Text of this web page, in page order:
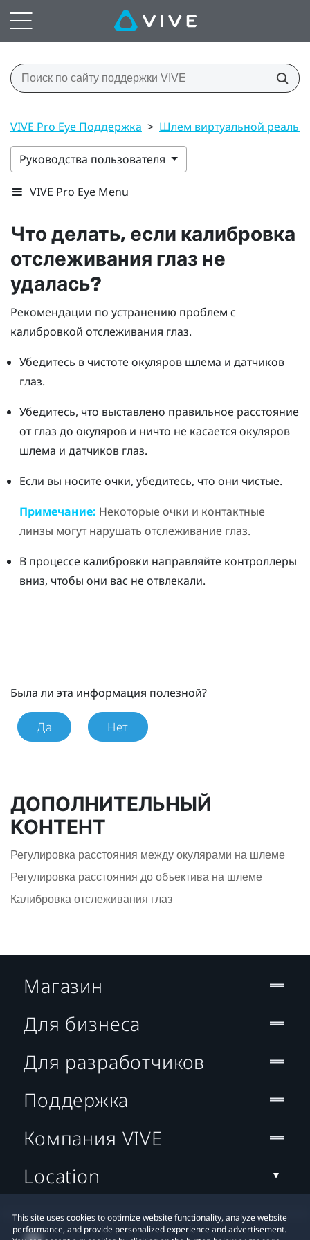
VIVE Pro Eye Поддержка > Шлем виртуальной
Руководства пользователя
VIVE Pro Eye Menu
Что делать, если калибровка
отслеживания глаз не
удалась?
Рекомендации по устранению проблем с
калибровкой отслеживания глаз.
Убедитесь в чистоте окуляров шлема и датчиков
глаз.
Убедитесь, что выставлено правильное расстояние
от глаз до окуляров и ничто не касается окуляров
шлема и датчиков глаз.
Если вы носите очки, убедитесь, что они чистые.
Примечание: Некоторые очки и контактные
линзы могут нарушать отслеживание глаз.
В процессе калибровки направляйте контроллеры
вниз, чтобы они вас не отвлекали.
Была ли эта информация полезной?
Да Нет
ДОПОЛНИТЕЛЬНЫЙ
КОНТЕНТ
Регулировка расстояния между окулярами на шлеме
Регулировка расстояния до объектива на шлеме
Калибровка отслеживания глаз
This site uses cookies to optimize website functionality, analyze website
performance, and provide personalized experience and advertisement.
Магазин
Для бизнеса
Для разработчиков
Поддержка
Компания VIVE
Location